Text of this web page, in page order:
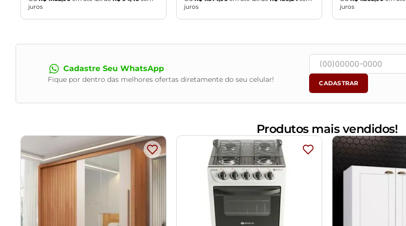
juros
juros
juros
Cadastre Seu WhatsApp
Fique por dentro das melhores ofertas diretamente do seu celular! CADASTRAR
Produtos mais vendidos!